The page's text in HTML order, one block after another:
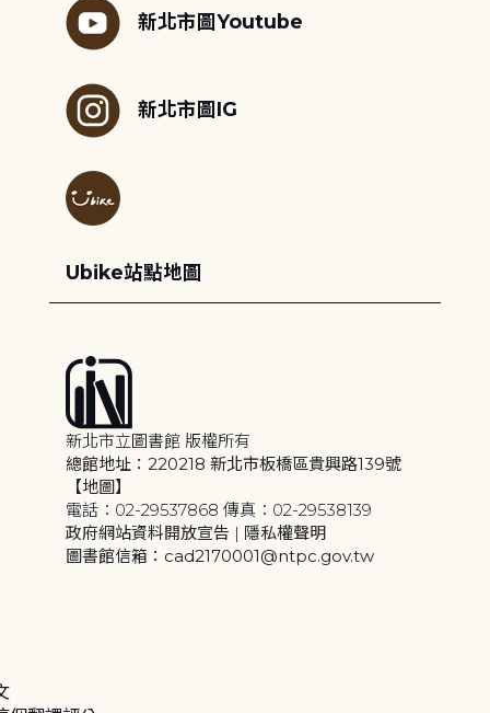
新北市圖Youtube
新北市圖IG
Ubike站點地圖
新北市立圖書館 版權所有
總館地址：220218 新北市板橋區貴興路139號
【地圖】
電話：02-29537868 傳真：02-29538139
政府網站資料開放宣告 | 隱私權聲明
圖書館信箱：cad2170001@ntpc.gov.tw